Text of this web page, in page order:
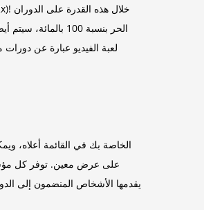
لعبة الفيديو عبارة عن
على عرض معين. توفر كل
يقدمها الأشخاص المنضمون إلى